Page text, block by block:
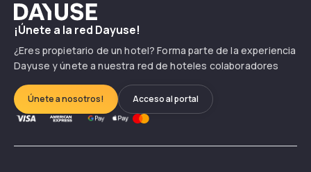
Dayuse
¡Únete a la red Dayuse!
¿Eres propietario de un hotel? Forma parte de la experiencia
Dayuse y únete a nuestra red de hoteles colaboradores
Únete a nosotros! Acceso al portal